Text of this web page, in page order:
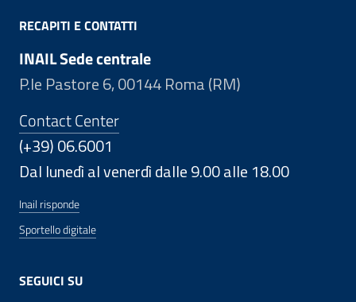
RECAPITI E CONTATTI
INAIL Sede centrale
P.le Pastore 6, 00144 Roma (RM)
Contact Center
(+39) 06.6001
Dal lunedì al venerdì dalle 9.00 alle 18.00
Inail risponde
Sportello digitale
SEGUICI SU